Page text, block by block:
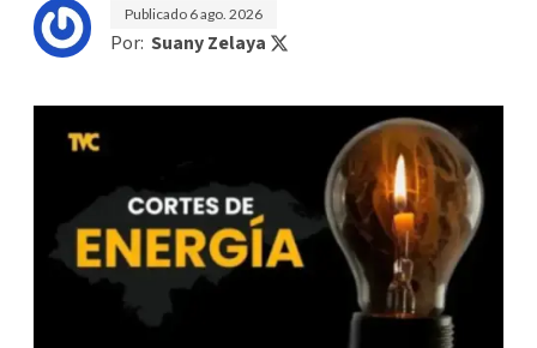
Publicado 6 ago. 2026
Por: Suany Zelaya